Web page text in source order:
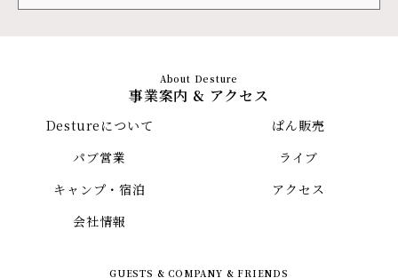
事業案内 & アクセス
Destureについて
ぱん販売
パブ営業
ライブ
キャンプ・宿泊
アクセス
会社情報